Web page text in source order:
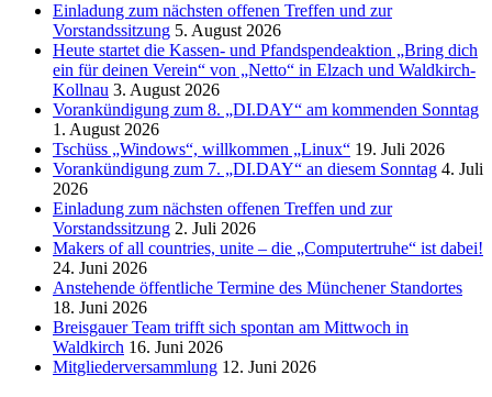
Einladung zum nächsten offenen Treffen und zur
Vorstandssitzung 5. August 2026
Heute startet die Kassen- und Pfandspendeaktion „Bring dich
ein für deinen Verein“ von „Netto“ in Elzach und Waldkirch-
Kollnau 3. August 2026
Vorankündigung zum 8. „DI.DAY“ am kommenden Sonntag
1. August 2026
Tschüss „Windows“, willkommen „Linux“ 19. Juli 2026
Vorankündigung zum 7. „DI.DAY“ an diesem Sonntag 4. Juli
2026
Einladung zum nächsten offenen Treffen und zur
Vorstandssitzung 2. Juli 2026
Makers of all countries, unite – die „Computertruhe“ ist dabei!
24. Juni 2026
Anstehende öffentliche Termine des Münchener Standortes
18. Juni 2026
Breisgauer Team trifft sich spontan am Mittwoch in
Waldkirch 16. Juni 2026
Mitgliederversammlung 12. Juni 2026